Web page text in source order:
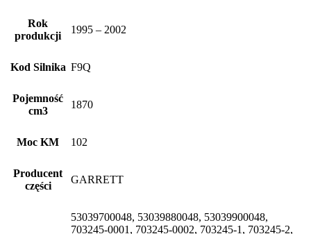
Rok
produkcji
1995 – 2002
Kod Silnika F9Q
Pojemność
cm3
1870
Moc KM 102
Producent
części
GARRETT
53039700048, 53039880048, 53039900048,
703245-0001, 703245-0002, 703245-1, 703245-2,